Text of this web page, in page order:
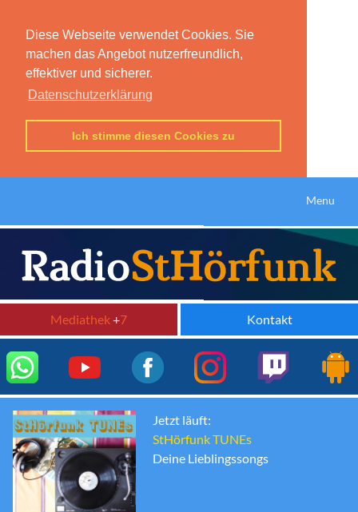
Diese Webseite verwendet Cookies. Sie
machen das Angebot nutzerfreundlich,
effektiver und sicherer.
Datenschutzerklärung
Ich stimme diesen Cookies zu
Menu
Mediathek+7 Kontakt
Jetzt läuft:
StHörfunk TUNEs
Deine Lieblingssongs